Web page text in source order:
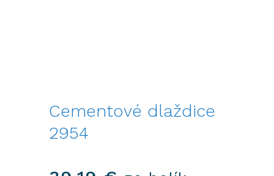
Cementové dlaždice
2954